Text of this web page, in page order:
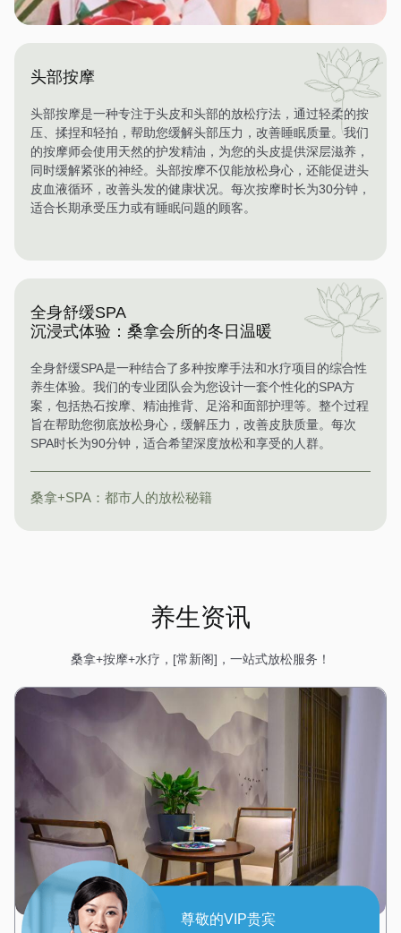
尊敬的VIP贵宾
头部按摩
头部按摩是一种专注于头皮和头部的放松疗法，通过轻柔的按
压、揉捏和轻拍，帮助您缓解头部压力，改善睡眠质量。我们
的按摩师会使用天然的护发精油，为您的头皮提供深层滋养，
同时缓解紧张的神经。头部按摩不仅能放松身心，还能促进头
皮血液循环，改善头发的健康状况。每次按摩时长为30分钟，
适合长期承受压力或有睡眠问题的顾客。
全身舒缓SPA
沉浸式体验：桑拿会所的冬日温暖
全身舒缓SPA是一种结合了多种按摩手法和水疗项目的综合性
养生体验。我们的专业团队会为您设计一套个性化的SPA方
案，包括热石按摩、精油推背、足浴和面部护理等。整个过程
旨在帮助您彻底放松身心，缓解压力，改善皮肤质量。每次
SPA时长为90分钟，适合希望深度放松和享受的人群。
桑拿+SPA：都市人的放松秘籍
养生资讯
桑拿+按摩+水疗，[常新阁]，一站式放松服务！